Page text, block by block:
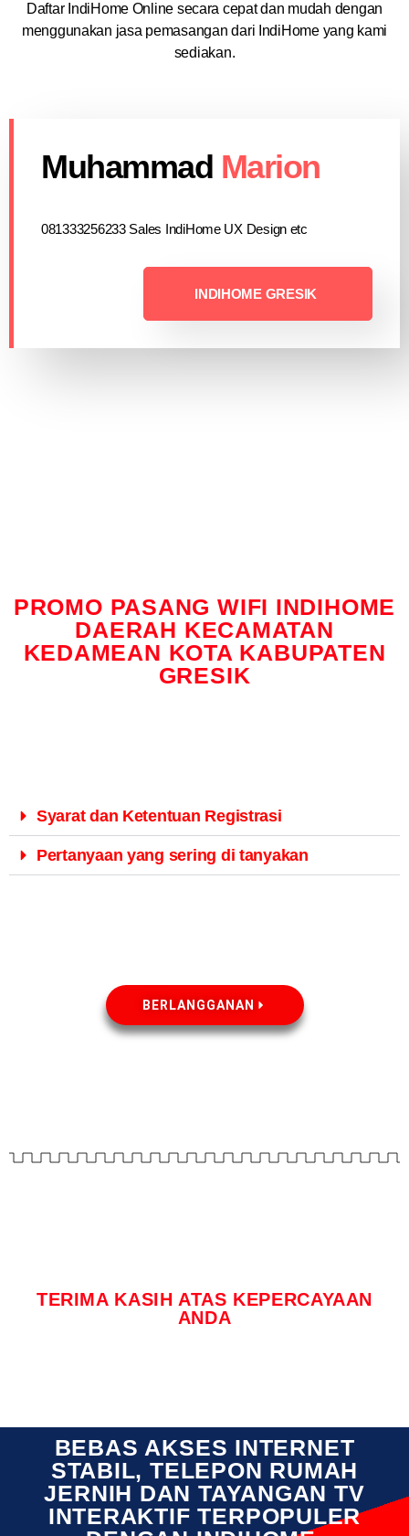
Daftar IndiHome Online secara cepat dan mudah dengan
menggunakan jasa pemasangan dari IndiHome yang kami
sediakan.
Muhammad Marion
081333256233 Sales IndiHome UX Design etc
INDIHOME GRESIK
PROMO PASANG WIFI INDIHOME
DAERAH KECAMATAN
KEDAMEAN KOTA KABUPATEN
GRESIK
Syarat dan Ketentuan Registrasi
Pertanyaan yang sering di tanyakan
BERLANGGANAN
TERIMA KASIH ATAS KEPERCAYAAN
ANDA
BEBAS AKSES INTERNET
STABIL, TELEPON RUMAH
JERNIH DAN TAYANGAN TV
INTERAKTIF TERPOPULER